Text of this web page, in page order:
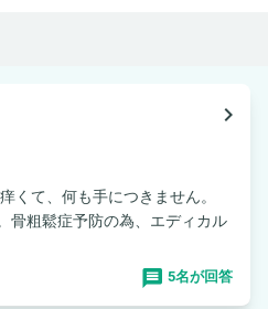
navigate_next
くて、何も手につきません。
骨粗鬆症予防の為、エディカル
5名が回答